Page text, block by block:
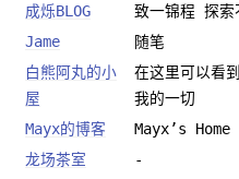
成烁BLOG
致一锦程 探索
Jame
随笔
白熊阿丸的小
屋
在这里可以看
我的一切
Mayx的博客
Mayx’s Home
龙场茶室
-